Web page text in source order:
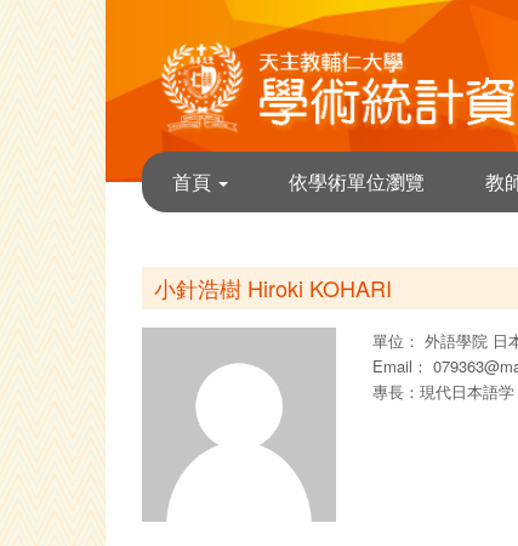
首頁 依學術單位瀏覽 教
小針浩樹 Hiroki KOHARI
單位： 外語學院 日
Email：
專長：現代日本語学